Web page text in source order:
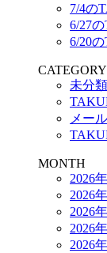
7/4の
6/27
6/20
CATEGORY
未分類
メー
MONTH
2026
2026
2026
2026
2026